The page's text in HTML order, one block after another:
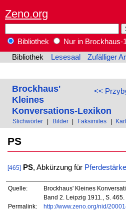
Zeno.org
Bibliothek
Nur in Brockhaus-
Bibliothek
Lesesaal Zufälliger
<<
Brockhaus'
Kleines
Konversations-Lexikon
Stichwörter Bilder Faksimiles
PS
[465] PS, Abkürzung für Pferdestärke
Quelle:
Brockhaus' Kleines
Band 2. Leipzig 1911., S. 465.
Permalink:
http://www.zeno.org/nid/